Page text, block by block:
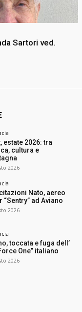
Sartori ved.
estate 2026: tra
cultura e
2026
Nato, aereo
“Sentry” ad Aviano
2026
toccata e fuga dell’
One” italiano
2026